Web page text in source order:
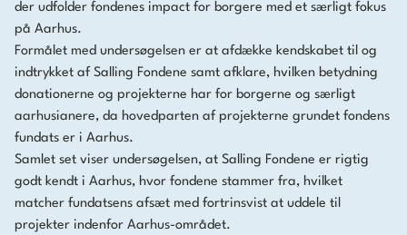
der udfolder fondenes impact for borgere med et særligt fokus
på Aarhus.
Formålet med undersøgelsen er at afdække kendskabet til og
indtrykket af Salling Fondene samt afklare, hvilken betydning
donationerne og projekterne har for borgerne og særligt
aarhusianere, da hovedparten af projekterne grundet fondens
fundats er i Aarhus.
Samlet set viser undersøgelsen, at Salling Fondene er rigtig
godt kendt i Aarhus, hvor fondene stammer fra, hvilket
matcher fundatsens afsæt med fortrinsvist at uddele til
projekter indenfor Aarhus-området.